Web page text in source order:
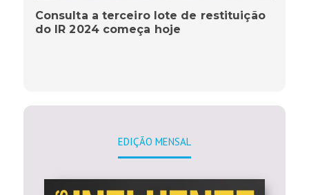
Consulta a terceiro lote de restituição
do IR 2024 começa hoje
EDIÇÃO MENSAL